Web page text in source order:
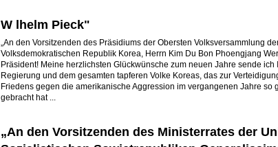
W lhelm Pieck"
„An den Vorsitzenden des Präsidiums der Obersten Volksversammlung
Volksdemokratischen Republik Korea, Herrn Kim Du Bon Phoengjang
Präsident! Meine herzlichsten Glückwünsche zum neuen Jahre sende ich
Regierung und dem gesamten tapferen Volke Koreas, das zur
Friedens gegen die amerikanische Aggression im vergangenen Jahre so
gebracht hat ...
„An den Vorsitzenden des Ministerrates der